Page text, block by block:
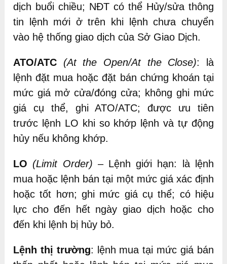
dịch buổi chiều; NĐT có thể Hủy/sửa thông
tin lệnh mới ở trên khi lệnh chưa chuyển
vào hệ thống giao dịch của Sở Giao Dịch.
ATO/ATC (At the Open/At the Close): là
lệnh đặt mua hoặc đặt bán chứng khoán tại
mức giá mở cửa/đóng cửa; không ghi mức
giá cụ thể, ghi ATO/ATC; được ưu tiên
trước lệnh LO khi so khớp lệnh và tự động
hủy nếu không khớp.
LO (Limit Order) – Lệnh giới hạn: là lệnh
mua hoặc lệnh bán tại một mức giá xác định
hoặc tốt hơn; ghi mức giá cụ thể; có hiệu
lực cho đến hết ngày giao dịch hoặc cho
đến khi lệnh bị hủy bỏ.
Lệnh thị trường: lệnh mua tại mức giá bán